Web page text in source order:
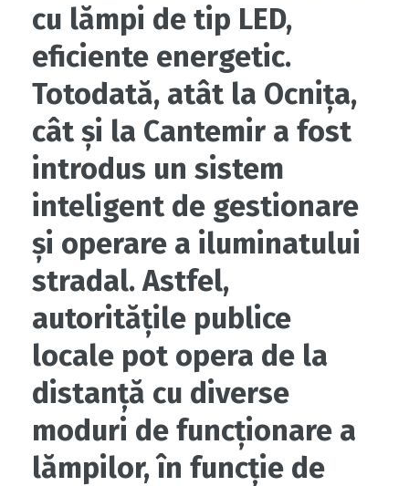
cu lămpi de tip LED,
eficiente energetic.
Totodată, atât la Ocnița,
cât și la Cantemir a fost
introdus un sistem
inteligent de gestionare
și operare a iluminatului
stradal. Astfel,
autoritățile publice
locale pot opera de la
distanță cu diverse
moduri de funcționare a
lămpilor, în funcție de